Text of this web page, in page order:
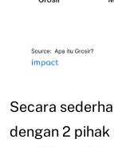
Secara
dengan 2